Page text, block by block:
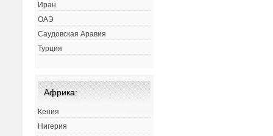
Иран
ОАЭ
Саудовская Аравия
Турция
Африка:
Кения
Нигерия